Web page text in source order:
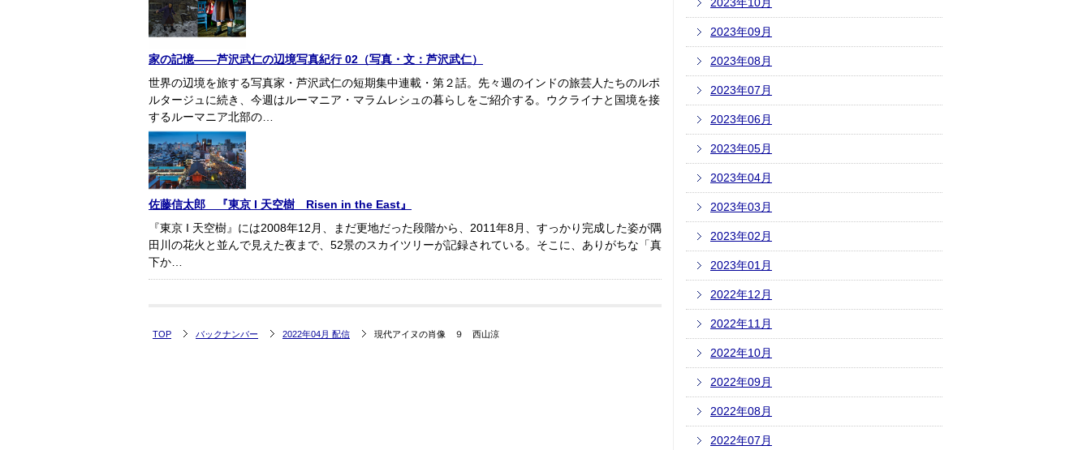
家の記憶——芦沢武仁の辺境写真紀行 02（写真・文：芦沢武仁）
世界の辺境を旅する写真家・芦沢武仁の短期集中連載・第２話。先々週のインドの旅芸人たちのルポ
ルタージュに続き、今週はルーマニア・マラムレシュの暮らしをご紹介する。ウクライナと国境を接
するルーマニア北部の…
佐藤信太郎 『東京 I 天空樹 Risen in the East』
『東京 I 天空樹』には2008年12月、まだ更地だった段階から、2011年8月、すっかり完成した姿が隅
田川の花火と並んで見えた夜まで、52景のスカイツリーが記録されている。そこに、ありがちな「真
下か…
TOP バックナンバー 2022年04月 配信 現代アイヌの肖像 ９ 西山涼
2023年09月
2023年08月
2023年07月
2023年06月
2023年05月
2023年04月
2023年03月
2023年02月
2023年01月
2022年12月
2022年11月
2022年10月
2022年09月
2022年08月
2022年07月